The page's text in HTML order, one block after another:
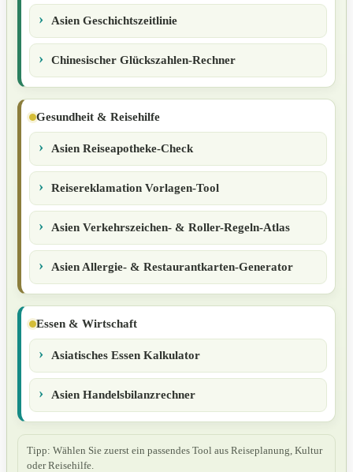
Asien Geschichtszeitlinie
Chinesischer Glückszahlen-Rechner
Gesundheit & Reisehilfe
Asien Reiseapotheke-Check
Reisereklamation Vorlagen-Tool
Asien Verkehrszeichen- & Roller-Regeln-Atlas
Asien Allergie- & Restaurantkarten-Generator
Essen & Wirtschaft
Asiatisches Essen Kalkulator
Asien Handelsbilanzrechner
Tipp: Wählen Sie zuerst ein passendes Tool aus Reiseplanung, Kultur
oder Reisehilfe.